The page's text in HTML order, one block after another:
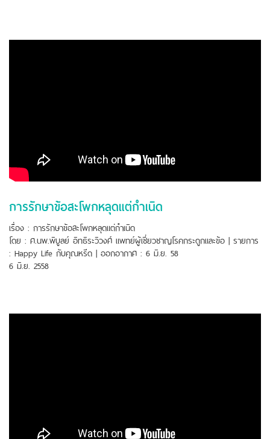
การรักษาข้อสะโพกหลุดแต่กำเนิด
เรื่อง : การรักษาข้อสะโพกหลุดแต่กำเนิด
โดย : ศ.นพ.พิบูลย์ อิทธิระวิวงศ์ แพทย์ผู้เชี่ยวชาญโรคกระดูกและข้อ | รายการ
: Happy Life กับคุณหรีด | ออกอากาศ : 6 มิ.ย. 58
6 มิ.ย. 2558